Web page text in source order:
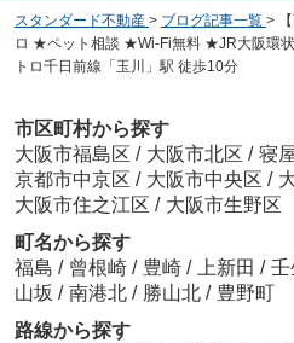
スタンダード不動産 > ブログ記事一覧 >
ロ ★ペット相談 ★Wi-Fi無料 ★JR大阪環
トロ千日前線「玉川」駅 徒歩10分
市区町村から探す
大阪市福島区 / 大阪市北区 / 寝
京都市中京区 / 大阪市中央区 /
大阪市住之江区 / 大阪市生野区
町名から探す
福島 / 曾根崎 / 豊崎 / 上新田 / 壬
山坂 / 南港北 / 勝山北 / 豊野町
路線から探す